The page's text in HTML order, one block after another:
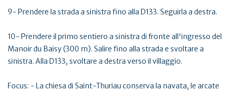
9- Prendere la strada a sinistra fino alla D133. Seguirla a destra.
10- Prendere il primo sentiero a sinistra di fronte all'ingresso del
Manoir du Baisy (300 m). Salire fino alla strada e svoltare a
sinistra. Alla D133, svoltare a destra verso il villaggio.
Focus: - La chiesa di Saint-Thuriau conserva la navata, le arcate